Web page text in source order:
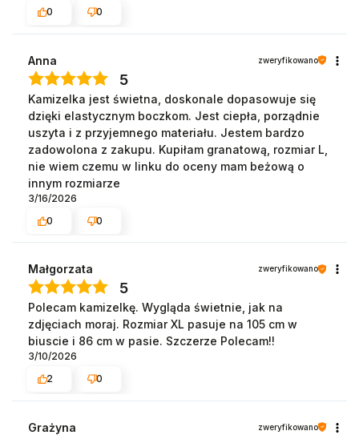
0
0
Anna zweryfikowano
5
Kamizelka jest świetna, doskonale dopasowuje się
dzięki elastycznym boczkom. Jest ciepła, porządnie
uszyta i z przyjemnego materiału. Jestem bardzo
zadowolona z zakupu. Kupiłam granatową, rozmiar L,
nie wiem czemu w linku do oceny mam beżową o
innym rozmiarze
3/16/2026
0
0
Małgorzata zweryfikowano
5
Polecam kamizelkę. Wygląda świetnie, jak na
zdjęciach moraj. Rozmiar XL pasuje na 105 cm w
biuscie i 86 cm w pasie. Szczerze Polecam!!
3/10/2026
2
0
Grażyna zweryfikowano